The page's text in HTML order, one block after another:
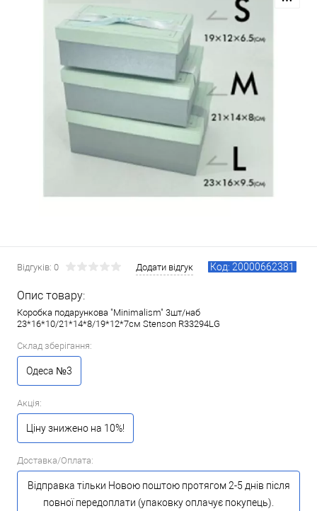
Відгуків: 0 Додати відгук Код: 20000662381
Опис товару:
Коробка подарункова "Minimalism" 3шт/наб
23*16*10/21*14*8/19*12*7см Stenson R33294LG
Склад зберігання:
Одеса №3
Акція:
Ціну знижено на 10%!
Доставка/Оплата:
Відправка тільки Новою поштою протягом 2-5 днів після
повної передоплати (упаковку оплачує покупець).